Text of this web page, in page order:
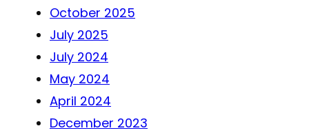
October 2025
July 2025
July 2024
May 2024
April 2024
December 2023